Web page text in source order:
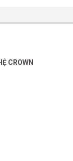
CROWN